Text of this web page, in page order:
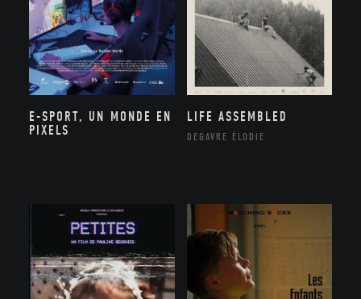
E-SPORT, UN MONDE EN
PIXELS
LIFE ASSEMBLED
DEGAVRE ÉLODIE